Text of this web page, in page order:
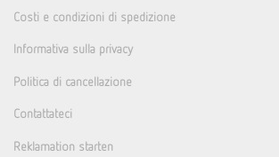
Costi e condizioni di spedizione
Informativa sulla privacy
Politica di cancellazione
Contattateci
Reklamation starten